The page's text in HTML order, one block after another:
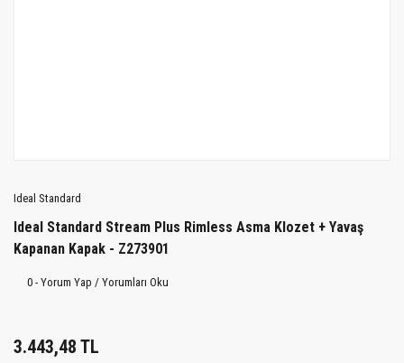
Ideal Standard
Ideal Standard Stream Plus Rimless Asma Klozet + Yavaş
Kapanan Kapak - Z273901
0 - Yorum Yap / Yorumları Oku
3.443,48 TL